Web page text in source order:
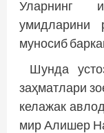
Уларнинг
умидларини
муносиб
Шунда
заҳматлари
келажак
мир Алишер